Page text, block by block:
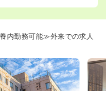
躍する当院で一緒に働き
勤務可能≫外来での求人